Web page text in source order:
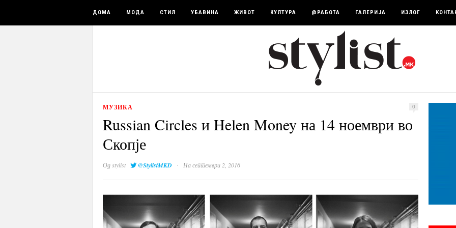
ДОМА МОДА СТИЛ УБАВИНА ЖИВОТ КУЛТУРА @РАБОТА ГАЛЕРИЈА ИЗЛОГ
МУЗИКА 0
Russian Circles и Helen Money на 14 ноември во
Скопје
Одstylist @StylistMKD · На септември 2, 2016